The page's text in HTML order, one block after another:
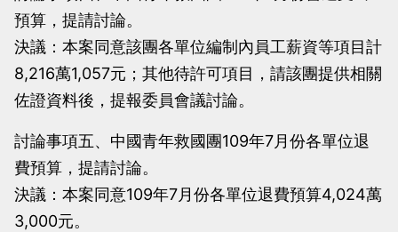
預算，提請討論。
決議：本案同意該團各單位編制內員工薪資等項目計
8,216萬1,057元；其他待許可項目，請該團提供相關
佐證資料後，提報委員會議討論。
討論事項五、中國青年救國團109年7月份各單位退
費預算，提請討論。
決議：本案同意109年7月份各單位退費預算4,024萬
3,000元。